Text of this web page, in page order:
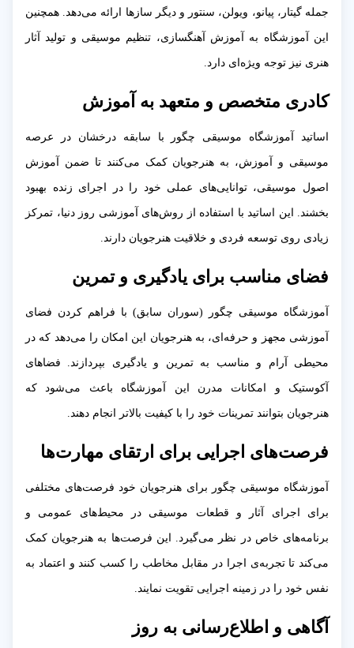
جمله گیتار، پیانو، ویولن، سنتور و دیگر سازها ارائه می‌دهد. همچنین
این آموزشگاه به آموزش آهنگسازی، تنظیم موسیقی و تولید آثار
هنری نیز توجه ویژه‌ای دارد.
کادری متخصص و متعهد به آموزش
اساتید آموزشگاه موسیقی چگور با سابقه درخشان در عرصه
موسیقی و آموزش، به هنرجویان کمک می‌کنند تا ضمن آموزش
اصول موسیقی، توانایی‌های عملی خود را در اجرای زنده بهبود
بخشند. این اساتید با استفاده از روش‌های آموزشی روز دنیا، تمرکز
زیادی روی توسعه فردی و خلاقیت هنرجویان دارند.
فضای مناسب برای یادگیری و تمرین
آموزشگاه موسیقی چگور (سوران سابق) با فراهم کردن فضای
آموزشی مجهز و حرفه‌ای، به هنرجویان این امکان را می‌دهد که در
محیطی آرام و مناسب به تمرین و یادگیری بپردازند. فضاهای
آکوستیک و امکانات مدرن این آموزشگاه باعث می‌شود که
هنرجویان بتوانند تمرینات خود را با کیفیت بالاتر انجام دهند.
فرصت‌های اجرایی برای ارتقای مهارت‌ها
آموزشگاه موسیقی چگور برای هنرجویان خود فرصت‌های مختلفی
برای اجرای آثار و قطعات موسیقی در محیط‌های عمومی و
برنامه‌های خاص در نظر می‌گیرد. این فرصت‌ها به هنرجویان کمک
می‌کند تا تجربه‌ی اجرا در مقابل مخاطب را کسب کنند و اعتماد به
نفس خود را در زمینه اجرایی تقویت نمایند.
آگاهی و اطلاع‌رسانی به روز